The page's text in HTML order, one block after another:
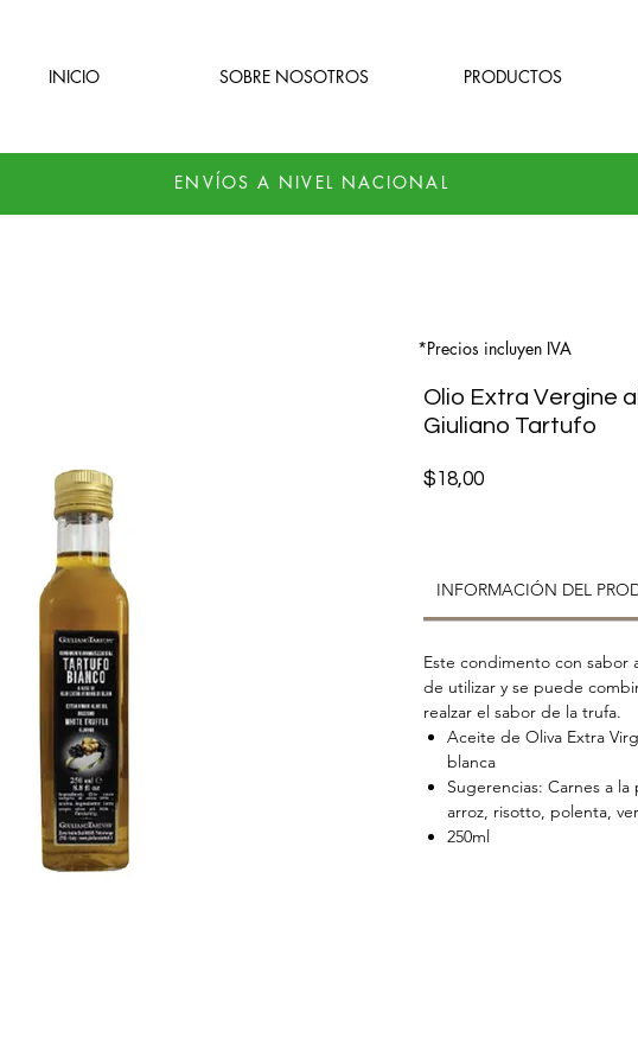
INICIO SOBRE NOSOTROS PRODUCTOS
ENVÍOS A NIVEL NACIONAL
Olio Extra Vergine
Giuliano Tartufo
$18,00Precio
INFORMACIÓN DEL
Este condimento con sabor
de utilizar y se puede
realzar el sabor de la trufa.
Aceite de Oliva Extra
blanca
Sugerencias: Carnes a
arroz, risotto, polenta,
250ml
*Precios incluyen IVA